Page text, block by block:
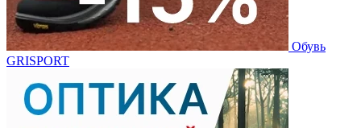
Обувь
GRISPORT